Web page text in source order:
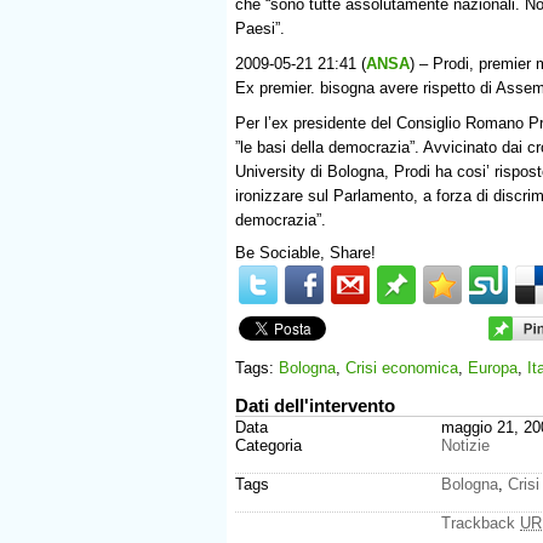
che “sono tutte assolutamente nazionali.
Paesi”.
2009-05-21 21:41 (ANSA) – Prodi, premier
Ex premier. bisogna avere rispetto di
Per l’ex presidente del Consiglio Romano
”le basi della democrazia”. Avvicinato dai
University di Bologna, Prodi ha cosi’
ironizzare sul Parlamento, a forza di
democrazia”.
Be Sociable, Share!
Tags: Bologna, Crisi economica, Europa,
Dati dell'intervento
Data
Categoria
maggio 21,
Notizie
Tags Bologna, Crisi
Trackback